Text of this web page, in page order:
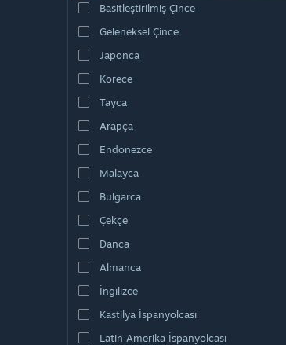
Basitleştirilmiş Çince
Geleneksel Çince
Japonca
Korece
Tayca
Arapça
Endonezce
Malayca
Bulgarca
Çekçe
Danca
Almanca
İngilizce
Kastilya İspanyolcası
Latin Amerika İspanyolcası